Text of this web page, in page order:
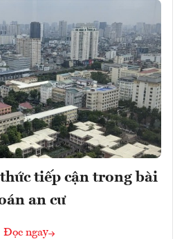
tiếp cận trong bài
an cư
Đọc ngay